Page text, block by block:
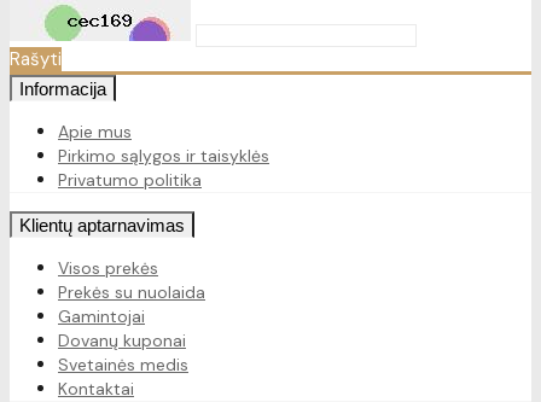
Rašyti
Informacija
Apie mus
Pirkimo sąlygos ir taisyklės
Privatumo politika
Klientų aptarnavimas
Visos prekės
Prekės su nuolaida
Gamintojai
Dovanų kuponai
Svetainės medis
Kontaktai